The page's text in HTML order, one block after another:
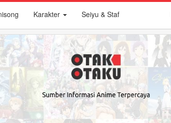
Karakter Seiyu & Staf